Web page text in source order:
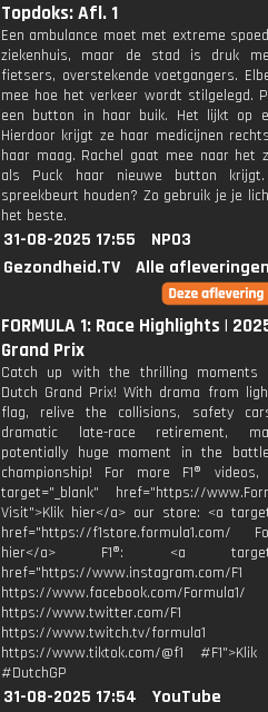
Topdoks: Afl. 1
Een ambulance moet met extreme
ziekenhuis, maar de stad is druk
fietsers, overstekende voetgangers.
mee hoe het verkeer wordt stilgelegd.
een button in haar buik. Het lijkt op
Hierdoor krijgt ze haar medicijnen
haar maag. Rachel gaat mee naar het
als Puck haar nieuwe button
spreekbeurt houden? Zo gebruik je je
het beste.
31-08-2025 17:55
NPO3
Gezondheid.TV
Alle
FORMULA 1: Race Highlights |
Grand Prix
Catch up with the thrilling moments
Dutch Grand Prix! With drama from
flag, relive the collisions, safety
dramatic late-race retirement,
potentially huge moment in the
championship! For more F1®
target="_blank" href="https://
Visit">Klik hier</a> our store: <a
href="https://f1store.formula1.com/
hier</a> F1®: <a
href="https://www.instagram.com/F1
https://www.facebook.com/Formula1/
https://www.twitter.com/F1
https://www.twitch.tv/formula1
https://www.tiktok.com/@f1
#DutchGP
31-08-2025 17:54
YouTube